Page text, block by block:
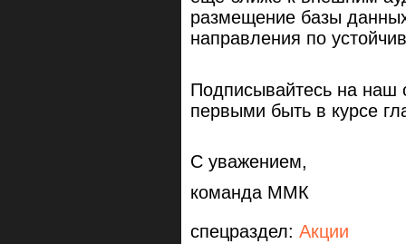
размещение базы
направления по
Подписывайтесь на
первыми быть в курсе
С уважением,
команда ММК
спецраздел: Акции